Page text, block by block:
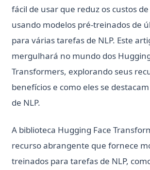
fácil de usar que reduz os custos
usando modelos pré-treinados de
para várias tarefas de NLP. Este
mergulhará no mundo dos
Transformers, explorando seus
benefícios e como eles se
de NLP.
A biblioteca Hugging Face
recurso abrangente que fornece
treinados para tarefas de NLP,